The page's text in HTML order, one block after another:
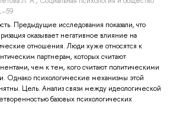
Предыдущие исследования показали, что
оказывает негативное влияние на
отношения. Люди хуже относятся к
партнерам, которых считают
чем к тем, кого считают политическими
Однако психологические механизмы этой
Цель. Анализ связи между идеологической
базовых психологических